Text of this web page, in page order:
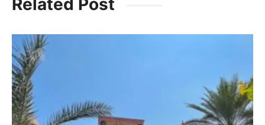
e
b
o
o
k
er l
s
A a
Related Post